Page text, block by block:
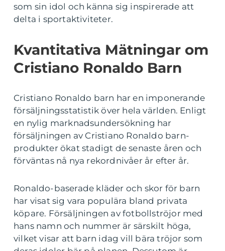
som sin idol och känna sig inspirerade att
delta i sportaktiviteter.
Kvantitativa Mätningar om
Cristiano Ronaldo Barn
Cristiano Ronaldo barn har en imponerande
försäljningsstatistik över hela världen. Enligt
en nylig marknadsundersökning har
försäljningen av Cristiano Ronaldo barn-
produkter ökat stadigt de senaste åren och
förväntas nå nya rekordnivåer år efter år.
Ronaldo-baserade kläder och skor för barn
har visat sig vara populära bland privata
köpare. Försäljningen av fotbollströjor med
hans namn och nummer är särskilt höga,
vilket visar att barn idag vill bära tröjor som